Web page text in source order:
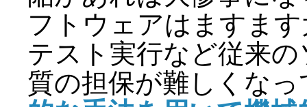
フトウェアはますま
テスト実行など従来
質の担保が難しくな